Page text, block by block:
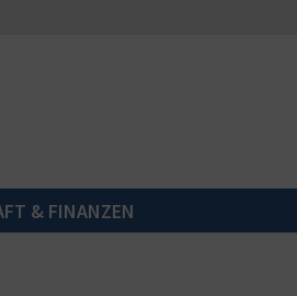
& FINANZEN